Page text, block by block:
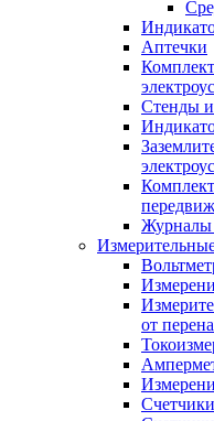
Аптечки
Стенды
Журналы
от